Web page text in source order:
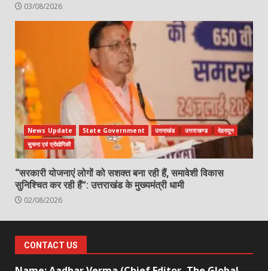
03/08/2026
News Update State Government उत्तराखंड उत्तराखण्ड
देहरादून
सुचना एवं प्रोद्योगिकी
“सरकारी योजनाएं लोगों को सशक्त बना रही हैं, समावेशी विकास
सुनिश्चित कर रही हैं”: उत्तराखंड के मुख्यमंत्री धामी
02/08/2026
CONTACT US